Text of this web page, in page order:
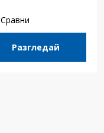
Сравни
Разгледай